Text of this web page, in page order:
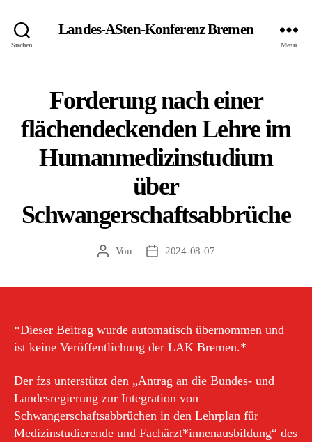
Suchen
Landes-ASten-Konferenz Bremen
Menü
Forderung nach einer
flächendeckenden Lehre im
Humanmedizinstudium
über
Schwangerschaftsabbrüche
Beitragsautor
Von Veröffentlichungsdatum
2024-08-07
*Dieser Beitrag wurde automatisch übernommen und
ist keine Veröffentlichung der LAK Bremen.*
Der fzs unterstützt den „Antrag an die Bundes- und
Landesregierung zur Integration von
Schwangerschaftsabbrüchen in den Lehrplan für
Medizinstudierende und Fachärzt*innenausbildung“ des